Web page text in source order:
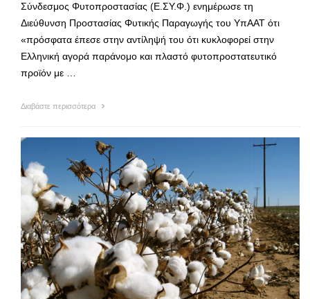
Σύνδεσμος Φυτοπροστασίας (Ε.ΣΥ.Φ.) ενημέρωσε τη
Διεύθυνση Προστασίας Φυτικής Παραγωγής του ΥπΑΑΤ ότι
«πρόσφατα έπεσε στην αντίληψή του ότι κυκλοφορεί στην
Ελληνική αγορά παράνομο και πλαστό φυτοπροστατευτικό
προϊόν με …
Διαβάστε περισσότερα